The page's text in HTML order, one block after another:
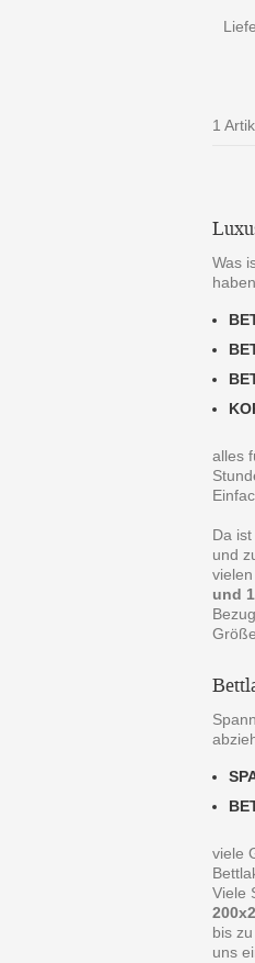
1
Was
alles
Da
und
und
viele
Viele
bis
uns